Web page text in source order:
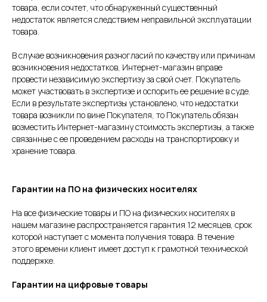
товара, если сочтет, что обнаруженный существенный
недостаток является следствием неправильной эксплуатации
товара.
В случае возникновения разногласий по качеству или причинам
возникновения недостатков, Интернет-магазин вправе
провести независимую экспертизу за свой счет. Покупатель
может участвовать в экспертизе и оспорить ее решение в суде.
Если в результате экспертизы установлено, что недостатки
товара возникли по вине Покупателя, то Покупатель обязан
возместить Интернет-магазину стоимость экспертизы, а также
связанные с ее проведением расходы на транспортировку и
хранение товара.
Гарантии на ПО на физических носителях
На все физические товары и ПО на физических носителях в
нашем магазине распространяется гарантия 12 месяцев, срок
которой наступает с момента получения товара. В течение
этого времени клиент имеет доступ к грамотной технической
поддержке.
Гарантии на цифровые товары